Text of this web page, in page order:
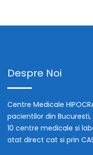
Despre Noi
Centre Medicale
pacientilor din Bucuresti,
10 centre medicale si
atat direct cat si prin